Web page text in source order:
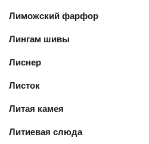
Лиможский фарфор
Лингам шивы
Лиснер
Листок
Литая камея
Литиевая слюда